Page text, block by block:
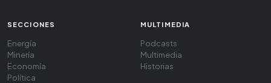
SECCIONES
Energía
Minería
Economía
Política
MULTIMEDIA
Podcasts
Multimedia
Historias